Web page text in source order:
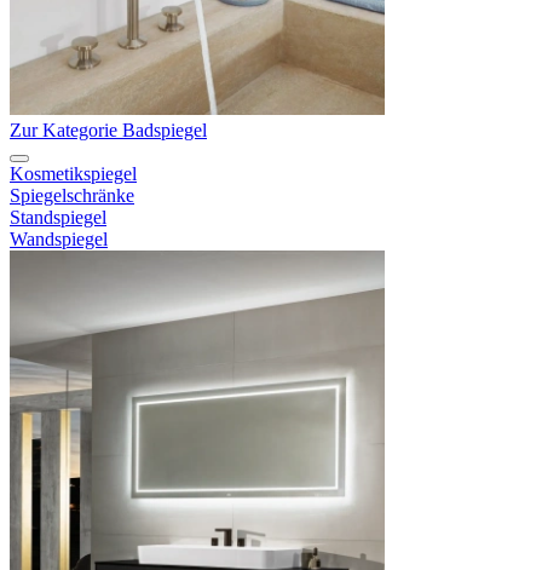
Zur Kategorie Badspiegel
Kosmetikspiegel
Spiegelschränke
Standspiegel
Wandspiegel